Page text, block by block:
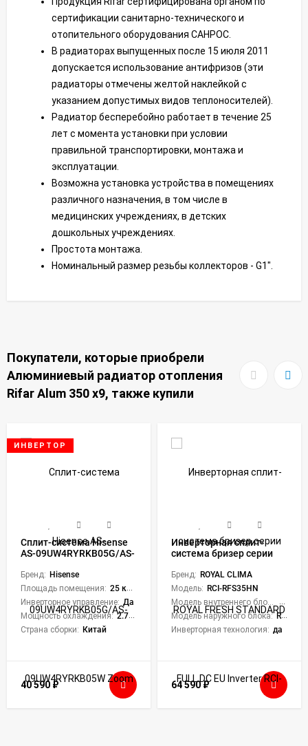
сертификации санитарно-технического и
отопительного оборудования САНРОС.
В радиаторах выпущенных после 15 июля 2011
допускается использование антифризов (эти
радиаторы отмечены желтой наклейкой с
указанием допустимых видов теплоносителей).
Радиатор бесперебойно работает в течение 25
лет с момента установки при условии
правильной транспортировки, монтажа и
эксплуатации.
Возможна установка устройства в помещениях
различного назначения, в том числе в
медицинских учреждениях, в детских
дошкольных учреждениях.
Простота монтажа.
Номинальный размер резьбы коллекторов - G1".
Покупатели, которые приобрели
Алюминиевый радиатор отопления
Rifar Alum 350 x9, также купили
ИНВЕРТОР
Сплит-система Hisense
AS-09UW4RYRKB05G/AS-
DC Inverter Wi-Fi
Бренд: Hisense
Площадь помещения: 25 кв. м.
Инверторное управление: Да
Мощность охлаждения: 2.75 кВт
Страна сборки: Китай
40 590₽
Инверторная сплит-
система бризер серии
FULL DC EU Inverter RCI-
RFS35HN (комплект)
Бренд: ROYAL CLIMA
Модель: RCI-RFS35HN
Модель внутреннего блока:
RCI-
Модель наружного блока: RCI-RFS35HN/OUT
Инверторная технология: да
64 590₽